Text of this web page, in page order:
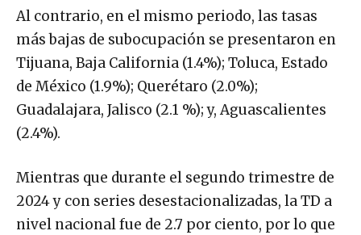
Al contrario, en el mismo periodo, las tasas
más bajas de subocupación se presentaron en
Tijuana, Baja California (1.4%); Toluca, Estado
de México (1.9%); Querétaro (2.0%);
Guadalajara, Jalisco (2.1 %); y, Aguascalientes
(2.4%).
Mientras que durante el segundo trimestre de
2024 y con series desestacionalizadas, la TD a
nivel nacional fue de 2.7 por ciento, por lo que